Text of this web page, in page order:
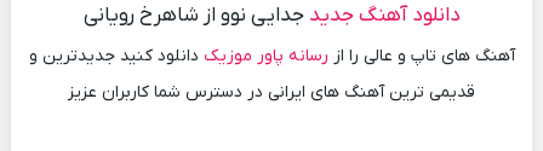
دانلود آهنگ جدید جدایی نوو از شاهرخ رویانی
آهنگ های تاپ و عالی را از رسانه پاور موزیک دانلود کنید جدیدترین و
قدیمی ترین آهنگ های ایرانی در دسترس شما کاربران عزیز